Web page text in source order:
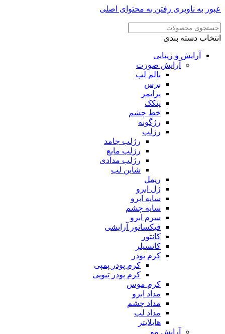
به ناوبریرفتن به محتوای اصلی
دسته بندی
آرایش و زیبایی
آرایش صورت
بالم لب
برس
پرایمر
پنکک
خط چشم
رژگونه
رژلب
رژلب جامد
رژلب مایع
رژلب مدادی
شاین لب
ریمل
ژل ابرو
سایه ابرو
سایه چشم
سرم ابرو
فیکساتور آرایشی
کانتور
کانسیلر
کرم پودر
کرم پودر پمپی
کرم پودر تیوپی
کرم موس
مداد ابرو
مداد چشم
مداد لب
هایلایتر
آرایش مو